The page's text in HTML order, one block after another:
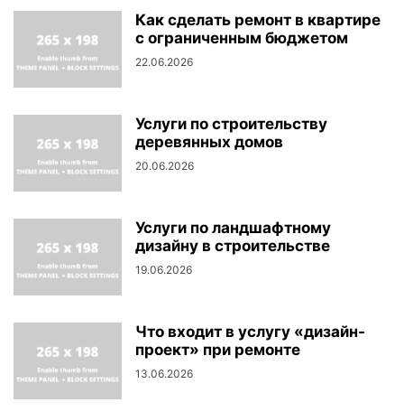
Как сделать ремонт в квартире
с ограниченным бюджетом
22.06.2026
Услуги по строительству
деревянных домов
20.06.2026
Услуги по ландшафтному
дизайну в строительстве
19.06.2026
Что входит в услугу «дизайн-
проект» при ремонте
13.06.2026